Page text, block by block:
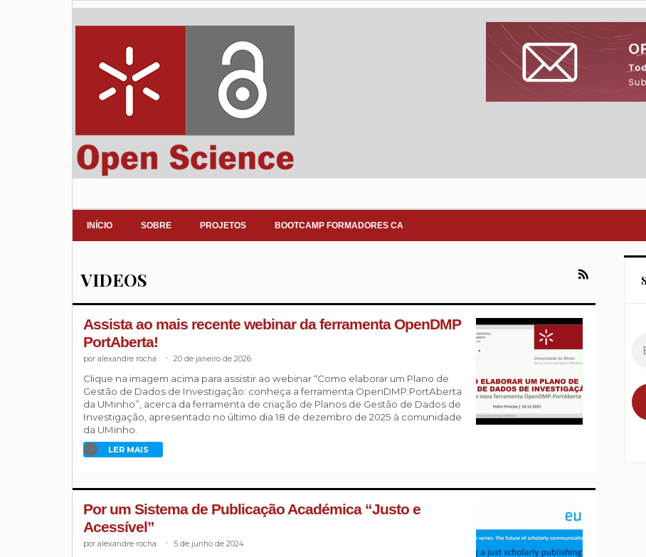
INÍCIO SOBRE PROJETOS BOOTCAMP FORMADORES CA
VIDEOS
Assista ao mais recente webinar da ferramenta OpenDMP
PortAberta!
alexandre rocha 20 de janeiro de 2026
Clique na imagem acima para assistir ao webinar “Como elaborar um Plano de
Gestão de Dados de Investigação: conheça a ferramenta OpenDMP.PortAberta
da UMinho”, acerca da ferramenta de criação de Planos de Gestão de Dados de
Investigação, apresentado no último dia 18 de dezembro de 2025 à comunidade
da UMinho.
LER MAIS
Por um Sistema de Publicação Académica “Justo e
Acessível”
alexandre rocha 5 de junho de 2024